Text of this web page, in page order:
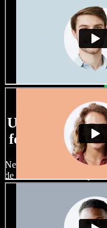
Uma ampla
femininas, com
Nenhum projeto precisa
de vozes de IA e sotaques